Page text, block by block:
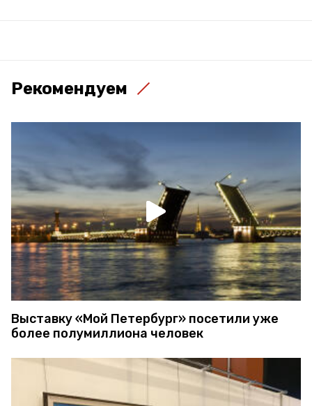
Рекомендуем
Выставку «Мой Петербург» посетили уже
более полумиллиона человек